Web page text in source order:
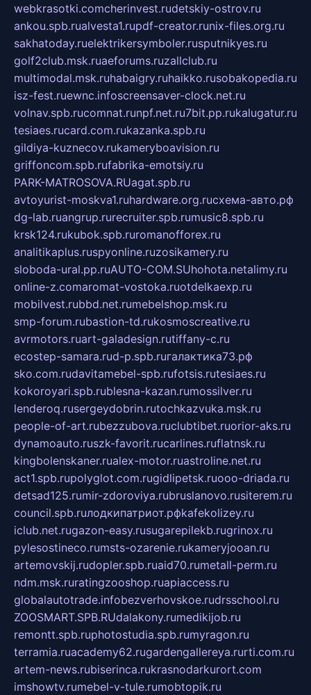
webkrasotki.comcherinvest.rudetskiy-ostrov.ru
ankou.spb.rualvesta1.rupdf-creator.runix-files.org.ru
sakhatoday.ruelektrikersymboler.rusputnikyes.ru
golf2club.msk.ruaeforums.ruzallclub.ru
multimodal.msk.ruhabaigry.ruhaikko.rusobakopedia.ru
isz-fest.ruewnc.infoscreensaver-clock.net.ru
volnav.spb.rucomnat.runpf.net.ru7bit.pp.rukalugatur.ru
tesiaes.rucard.com.rukazanka.spb.ru
gildiya-kuznecov.rukameryboavision.ru
griffoncom.spb.rufabrika-emotsiy.ru
PARK-MATROSOVA.RUagat.spb.ru
avtoyurist-moskva1.ruhardware.org.ruсхема-авто.рф
dg-lab.ruangrup.rurecruiter.spb.rumusic8.spb.ru
krsk124.rukubok.spb.ruromanofforex.ru
analitikaplus.ruspyonline.ruzosikamery.ru
sloboda-ural.pp.ruAUTO-COM.SUhohota.netalimy.ru
online-z.comaromat-vostoka.ruotdelkaexp.ru
mobilvest.rubbd.net.rumebelshop.msk.ru
smp-forum.rubastion-td.rukosmoscreative.ru
avrmotors.ruart-galadesign.rutiffany-c.ru
ecostep-samara.rud-p.spb.ruгалактика73.рф
sko.com.rudavitamebel-spb.rufotsis.rutesiaes.ru
kokoroyari.spb.rublesna-kazan.rumossilver.ru
lenderoq.rusergeydobrin.rutochkazvuka.msk.ru
people-of-art.rubezzubova.ruclubtibet.ruorior-aks.ru
dynamoauto.ruszk-favorit.rucarlines.ruflatnsk.ru
kingbolenskaner.rualex-motor.ruastroline.net.ru
act1.spb.rupolyglot.com.rugidlipetsk.ruooo-driada.ru
detsad125.rumir-zdoroviya.rubruslanovo.rusiterem.ru
council.spb.ruлодкипатриот.рфkafekolizey.ru
iclub.net.rugazon-easy.rusugarepilekb.rugrinox.ru
pylesostineco.rumsts-ozarenie.rukameryjooan.ru
artemovskij.rudopler.spb.ruaid70.rumetall-perm.ru
ndm.msk.ruratingzooshop.ruapiaccess.ru
globalautotrade.infobezverhovskoe.rudrsschool.ru
ZOOSMART.SPB.RUdalakony.rumedikijob.ru
remontt.spb.ruphotostudia.spb.rumyragon.ru
terramia.ruacademy62.rugardengallereya.rurti.com.ru
artem-news.rubiserinca.rukrasnodarkurort.com
imshowtv.rumebel-v-tule.rumobtopik.ru